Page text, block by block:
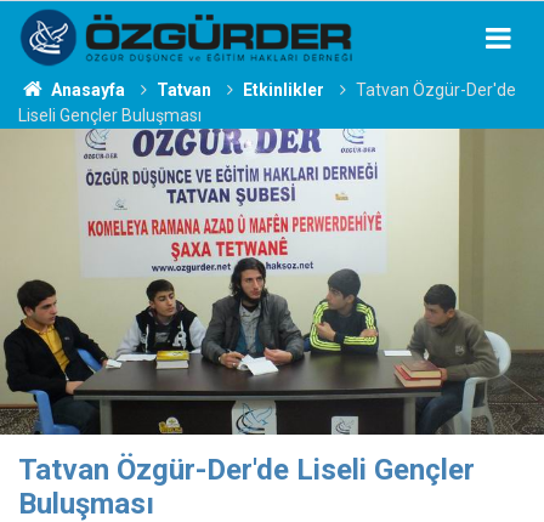
Anasayfa Tatvan Etkinlikler
Tatvan Özgür-Der'de
Liseli Gençler Buluşması
Tatvan Özgür-Der'de Liseli Gençler
Buluşması